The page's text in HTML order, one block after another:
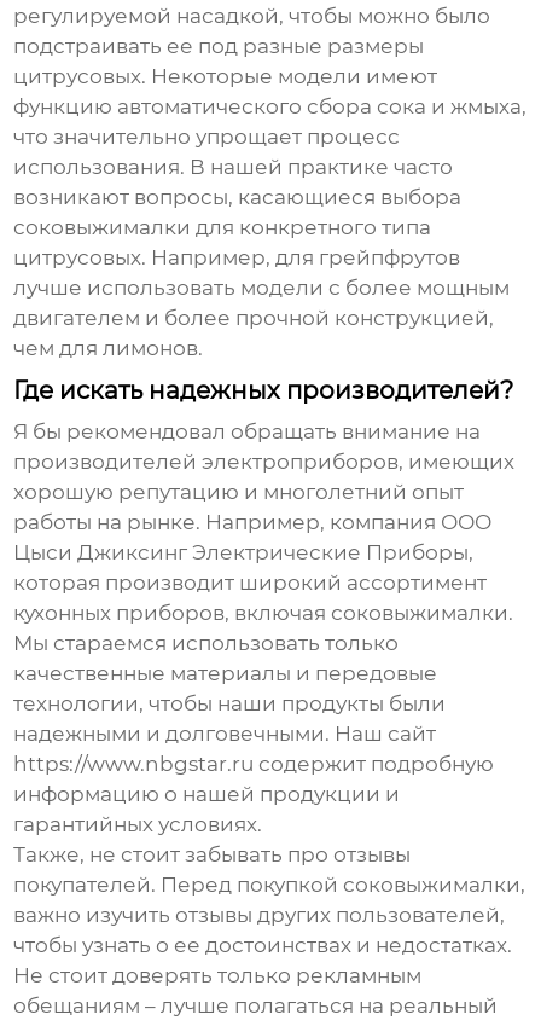
регулируемой насадкой, чтобы можно было
подстраивать ее под разные размеры
цитрусовых. Некоторые модели имеют
функцию автоматического сбора сока и жмыха,
что значительно упрощает процесс
использования. В нашей практике часто
возникают вопросы, касающиеся выбора
соковыжималки для конкретного типа
цитрусовых. Например, для грейпфрутов
лучше использовать модели с более мощным
двигателем и более прочной конструкцией,
чем для лимонов.
Где искать надежных производителей?
Я бы рекомендовал обращать внимание на
производителей электроприборов, имеющих
хорошую репутацию и многолетний опыт
работы на рынке. Например, компания ООО
Цыси Джиксинг Электрические Приборы,
которая производит широкий ассортимент
кухонных приборов, включая соковыжималки.
Мы стараемся использовать только
качественные материалы и передовые
технологии, чтобы наши продукты были
надежными и долговечными. Наш сайт
https://www.nbgstar.ru содержит подробную
информацию о нашей продукции и
гарантийных условиях.
Также, не стоит забывать про отзывы
покупателей. Перед покупкой соковыжималки,
важно изучить отзывы других пользователей,
чтобы узнать о ее достоинствах и недостатках.
Не стоит доверять только рекламным
обещаниям – лучше полагаться на реальный